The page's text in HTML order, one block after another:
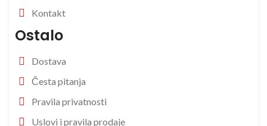
Kontakt
Ostalo
Dostava
Česta pitanja
Pravila privatnosti
Uslovi i pravila prodaje